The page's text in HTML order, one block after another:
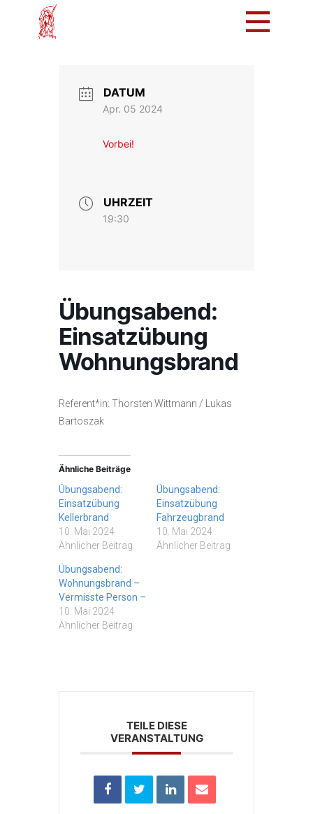
Löschzug
Tradition
DATUM
Apr. 05 2024
Vorbei!
UHRZEIT
19:30
Übungsabend:
Einsatzübung
Wohnungsbrand
Referent*in: Thorsten Wittmann / Lukas
Bartoszak
Ähnliche Beiträge
Übungsabend:
Einsatzübung
Kellerbrand
10. Mai 2024
Ähnlicher Beitrag
Übungsabend:
Einsatzübung
Fahrzeugbrand
10. Mai 2024
Ähnlicher Beitrag
Übungsabend:
Wohnungsbrand –
Vermisste Person –
10. Mai 2024
Ähnlicher Beitrag
TEILE DIESE
VERANSTALTUNG